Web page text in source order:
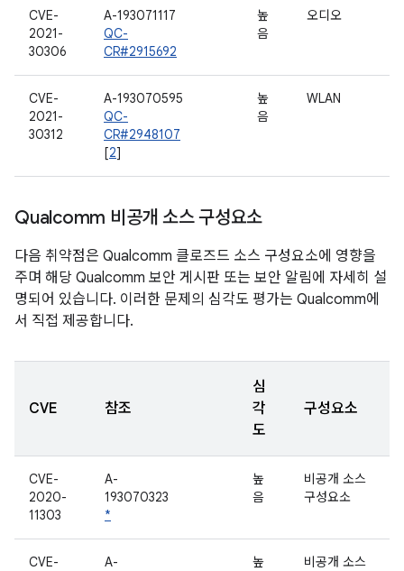
CVE-
2021-
30306
A-193071117
QC-
CR#2915692
높
음
오디오
CVE-
2021-
30312
A-193070595
QC-
CR#2948107
[2]
높
음
WLAN
Qualcomm 비공개 소스 구성요소
다음 취약점은 Qualcomm 클로즈드 소스 구성요소에 영향을
주며 해당 Qualcomm 보안 게시판 또는 보안 알림에 자세히 설
명되어 있습니다. 이러한 문제의 심각도 평가는 Qualcomm에
서 직접 제공합니다.
CVE 참조
심
각
도
구성요소
CVE-
2020-
11303
A-
193070323
*
높
음
비공개 소스
구성요소
CVE-
A-
높
비공개 소스